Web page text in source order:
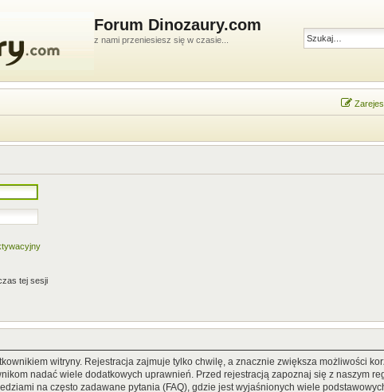
Forum Dinozaury.com
z nami przeniesiesz się w czasie...
tej sesji
witryny. Rejestracja zajmuje tylko chwilę, a znacznie zwiększa możliwości
nadać wiele dodatkowych uprawnień. Przed rejestracją zapoznaj się z naszym
na często zadawane pytania (FAQ), gdzie jest wyjaśnionych wiele